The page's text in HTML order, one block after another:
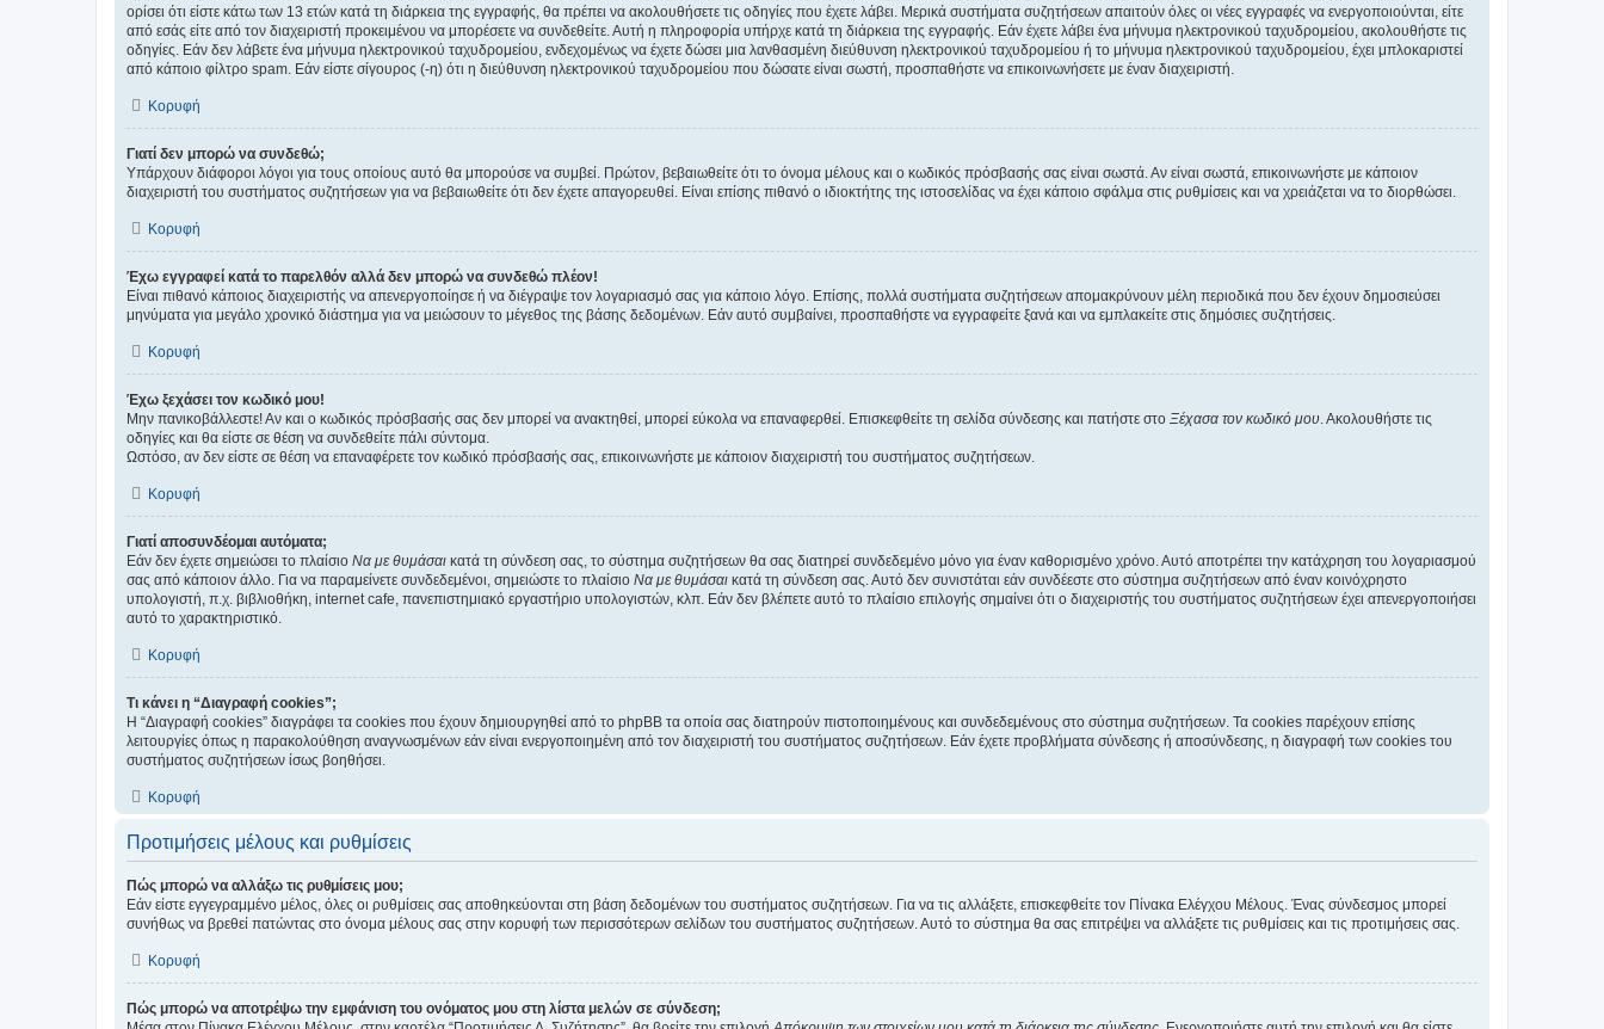
ορίσει ότι είστε κάτω των 13 ετών κατά τη διάρκεια της εγγραφής, θα πρέπει να ακολουθήσετε τις οδηγίες που έχετε λάβει. Μερικά συστήματα συζητήσεων απαιτούν όλες οι νέες εγγραφές να ενεργοποιούνται, είτε
από εσάς είτε από τον διαχειριστή προκειμένου να μπορέσετε να συνδεθείτε. Αυτή η πληροφορία υπήρχε κατά τη διάρκεια της εγγραφής. Εάν έχετε λάβει ένα μήνυμα ηλεκτρονικού ταχυδρομείου, ακολουθήστε τις
οδηγίες. Εάν δεν λάβετε ένα μήνυμα ηλεκτρονικού ταχυδρομείου, ενδεχομένως να έχετε δώσει μια λανθασμένη διεύθυνση ηλεκτρονικού ταχυδρομείου ή το μήνυμα ηλεκτρονικού ταχυδρομείου, έχει μπλοκαριστεί
από κάποιο φίλτρο spam. Εάν είστε σίγουρος (-η) ότι η διεύθυνση ηλεκτρονικού ταχυδρομείου που δώσατε είναι σωστή, προσπαθήστε να επικοινωνήσετε με έναν διαχειριστή.
Κορυφή
Γιατί δεν μπορώ να συνδεθώ;
Υπάρχουν διάφοροι λόγοι για τους οποίους αυτό θα μπορούσε να συμβεί. Πρώτον, βεβαιωθείτε ότι το όνομα μέλους και ο κωδικός πρόσβασής σας είναι σωστά. Αν είναι σωστά, επικοινωνήστε με κάποιον
διαχειριστή του συστήματος συζητήσεων για να βεβαιωθείτε ότι δεν έχετε απαγορευθεί. Είναι επίσης πιθανό ο ιδιοκτήτης της ιστοσελίδας να έχει κάποιο σφάλμα στις ρυθμίσεις και να χρειάζεται να το διορθώσει.
Κορυφή
Έχω εγγραφεί κατά το παρελθόν αλλά δεν μπορώ να συνδεθώ πλέον!
Είναι πιθανό κάποιος διαχειριστής να απενεργοποίησε ή να διέγραψε τον λογαριασμό σας για κάποιο λόγο. Επίσης, πολλά συστήματα συζητήσεων απομακρύνουν μέλη περιοδικά που δεν έχουν δημοσιεύσει
μηνύματα για μεγάλο χρονικό διάστημα για να μειώσουν το μέγεθος της βάσης δεδομένων. Εάν αυτό συμβαίνει, προσπαθήστε να εγγραφείτε ξανά και να εμπλακείτε στις δημόσιες συζητήσεις.
Κορυφή
Έχω ξεχάσει τον κωδικό μου!
Μην πανικοβάλλεστε! Αν και ο κωδικός πρόσβασής σας δεν μπορεί να ανακτηθεί, μπορεί εύκολα να επαναφερθεί. Επισκεφθείτε τη σελίδα σύνδεσης και πατήστε στο Ξέχασα τον κωδικό μου. Ακολουθήστε τις
οδηγίες και θα είστε σε θέση να συνδεθείτε πάλι σύντομα.
Ωστόσο, αν δεν είστε σε θέση να επαναφέρετε τον κωδικό πρόσβασής σας, επικοινωνήστε με κάποιον διαχειριστή του συστήματος συζητήσεων.
Κορυφή
Γιατί αποσυνδέομαι αυτόματα;
Εάν δεν έχετε σημειώσει το πλαίσιο Να με θυμάσαι κατά τη σύνδεση σας, το σύστημα συζητήσεων θα σας διατηρεί συνδεδεμένο μόνο για έναν καθορισμένο χρόνο. Αυτό αποτρέπει την κατάχρηση του λογαριασμού
σας από κάποιον άλλο. Για να παραμείνετε συνδεδεμένοι, σημειώστε το πλαίσιο Να με θυμάσαι κατά τη σύνδεση σας. Αυτό δεν συνιστάται εάν συνδέεστε στο σύστημα συζητήσεων από έναν κοινόχρηστο
υπολογιστή, π.χ. βιβλιοθήκη, internet cafe, πανεπιστημιακό εργαστήριο υπολογιστών, κλπ. Εάν δεν βλέπετε αυτό το πλαίσιο επιλογής σημαίνει ότι ο διαχειριστής του συστήματος συζητήσεων έχει απενεργοποιήσει
αυτό το χαρακτηριστικό.
Κορυφή
Τι κάνει η “Διαγραφή cookies”;
Η “Διαγραφή cookies” διαγράφει τα cookies που έχουν δημιουργηθεί από το phpBB τα οποία σας διατηρούν πιστοποιημένους και συνδεδεμένους στο σύστημα συζητήσεων. Τα cookies παρέχουν επίσης
λειτουργίες όπως η παρακολούθηση αναγνωσμένων εάν είναι ενεργοποιημένη από τον διαχειριστή του συστήματος συζητήσεων. Εάν έχετε προβλήματα σύνδεσης ή αποσύνδεσης, η διαγραφή των cookies του
συστήματος συζητήσεων ίσως βοηθήσει.
Κορυφή
Προτιμήσεις μέλους και ρυθμίσεις
Πώς μπορώ να αλλάξω τις ρυθμίσεις μου;
Εάν είστε εγγεγραμμένο μέλος, όλες οι ρυθμίσεις σας αποθηκεύονται στη βάση δεδομένων του συστήματος συζητήσεων. Για να τις αλλάξετε, επισκεφθείτε τον Πίνακα Ελέγχου Μέλους. Ένας σύνδεσμος μπορεί
συνήθως να βρεθεί πατώντας στο όνομα μέλους σας στην κορυφή των περισσότερων σελίδων του συστήματος συζητήσεων. Αυτό το σύστημα θα σας επιτρέψει να αλλάξετε τις ρυθμίσεις και τις προτιμήσεις σας.
Κορυφή
Πώς μπορώ να αποτρέψω την εμφάνιση του ονόματος μου στη λίστα μελών σε σύνδεση;